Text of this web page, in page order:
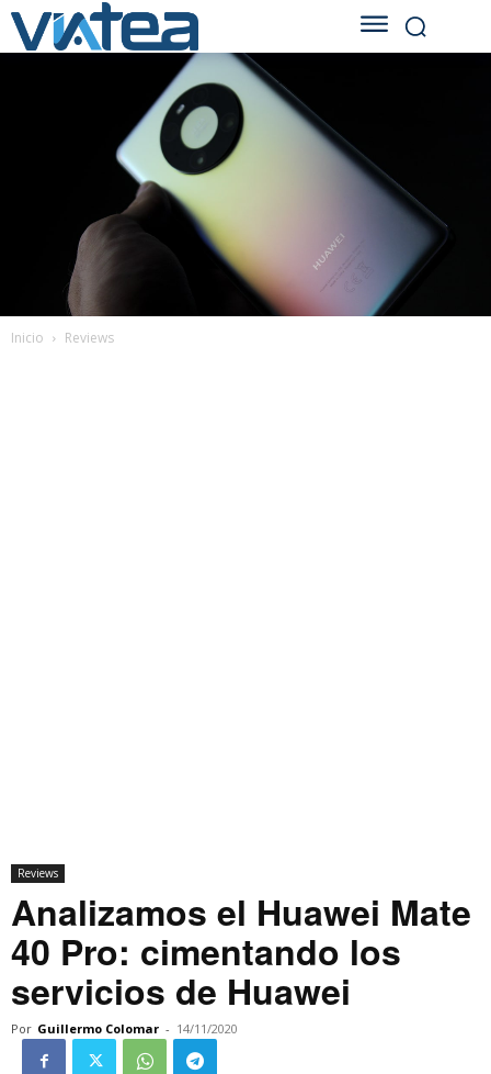
Inicio Reviews
Reviews
Analizamos el Huawei Mate
40 Pro: cimentando los
servicios de Huawei
Por Guillermo Colomar - 14/11/2020